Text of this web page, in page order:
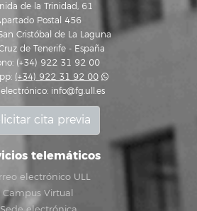
de la Trinidad, 61
Postal 456
Cristóbal de La Laguna
de Tenerife - España
(+34) 922 31 92 00
(+34) 922 31 92 00
info@fg.ull.es
cita previa
telemáticos
electrónico ULL
Campus Virtual